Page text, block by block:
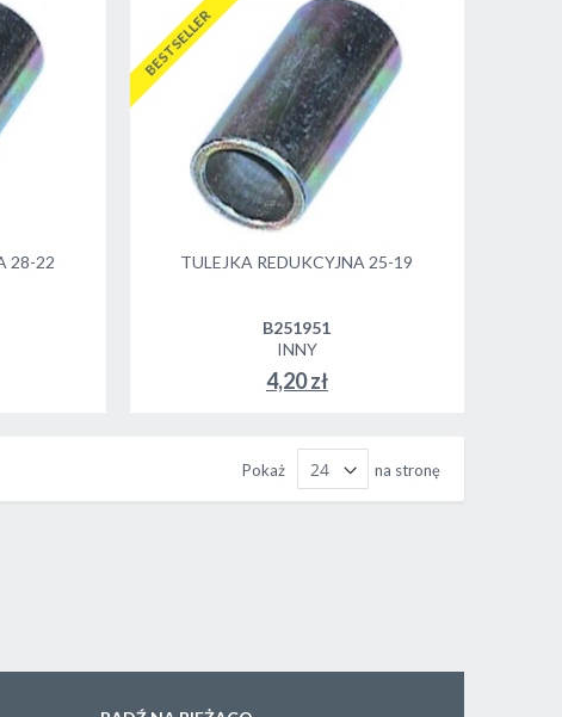
28-22
BESTSELLER
TULEJKA REDUKCYJNA 25-19
B251951
INNY
4,20 zł
Pokaż na stronę